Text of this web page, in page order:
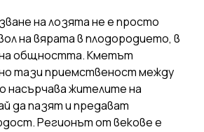
на лозята не е просто
на вярата в плодородието, в
на общността. Кметът
тази приемственост между
насърчава жителите на
да пазят и предават
Регионът от векове е